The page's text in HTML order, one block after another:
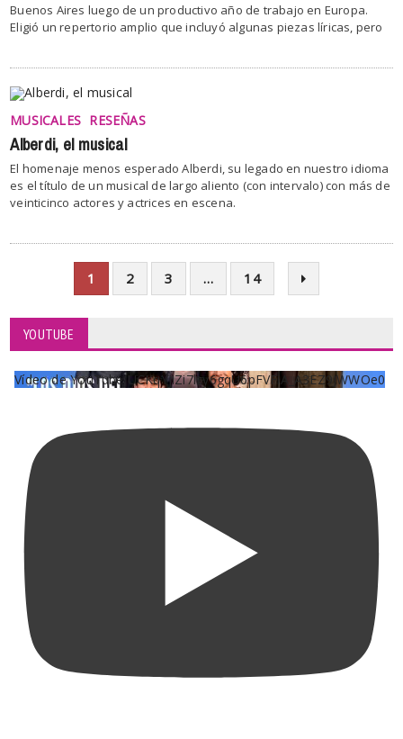
Buenos Aires luego de un productivo año de trabajo en Europa.
Eligió un repertorio amplio que incluyó algunas piezas líricas, pero
MUSICALES RESEÑAS
Alberdi, el musical
El homenaje menos esperado Alberdi, su legado en nuestro idioma
es el título de un musical de largo aliento (con intervalo) con más de
veinticinco actores y actrices en escena.
1 2 3 … 14
YOUTUBE
Vídeo de YouTube UCKqYjiZi7lzy6gqU6pFVFiA_A3EZ9JWWOe0